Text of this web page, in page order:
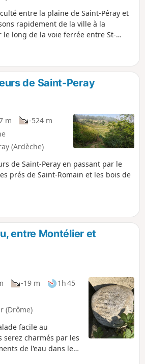
entre la plaine de Saint-Péray et
rapidement de la ville à la
le long de la voie ferrée entre St-
(2) longer la D86 en direction de
première rue sur votre droite après
pour rejoindre le passage à
de Saint-Peray
m
-524 m
(Ardèche)
de Saint-Peray en passant par le
prés de Saint-Romain et les bois de
entre Montélier et
-19 m
1h 45
(Drôme)
facile au
serez charmés par les
de l'eau dans les